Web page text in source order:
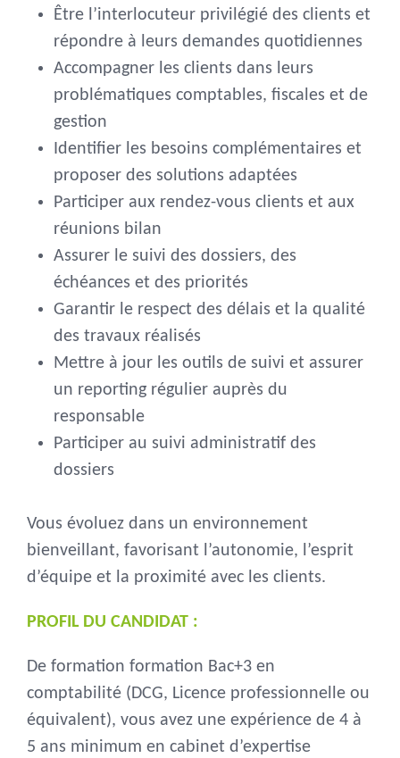
Être l’interlocuteur privilégié des clients et
répondre à leurs demandes quotidiennes
Accompagner les clients dans leurs
problématiques comptables, fiscales et de
gestion
Identifier les besoins complémentaires et
proposer des solutions adaptées
Participer aux rendez-vous clients et aux
réunions bilan
Assurer le suivi des dossiers, des
échéances et des priorités
Garantir le respect des délais et la qualité
des travaux réalisés
Mettre à jour les outils de suivi et assurer
un reporting régulier auprès du
responsable
Participer au suivi administratif des
dossiers
Vous évoluez dans un environnement
bienveillant, favorisant l’autonomie, l’esprit
d’équipe et la proximité avec les clients.
PROFIL DU CANDIDAT :
De formation formation Bac+3 en
comptabilité (DCG, Licence professionnelle ou
équivalent), vous avez une expérience de 4 à
5 ans minimum en cabinet d’expertise